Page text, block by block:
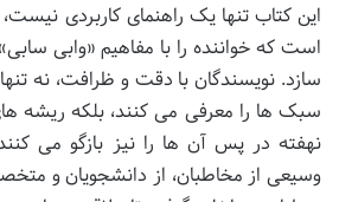
این کتاب تنها یک راهنمای کاربردی
است که خواننده را با مفاهیم «وابی
سازد. نویسندگان با دقت و ظرافت، نه
سبک ها را معرفی می کنند، بلکه ریشه
نهفته در پس آن ها را نیز بازگو می
وسیعی از مخاطبان، از دانشجویان و